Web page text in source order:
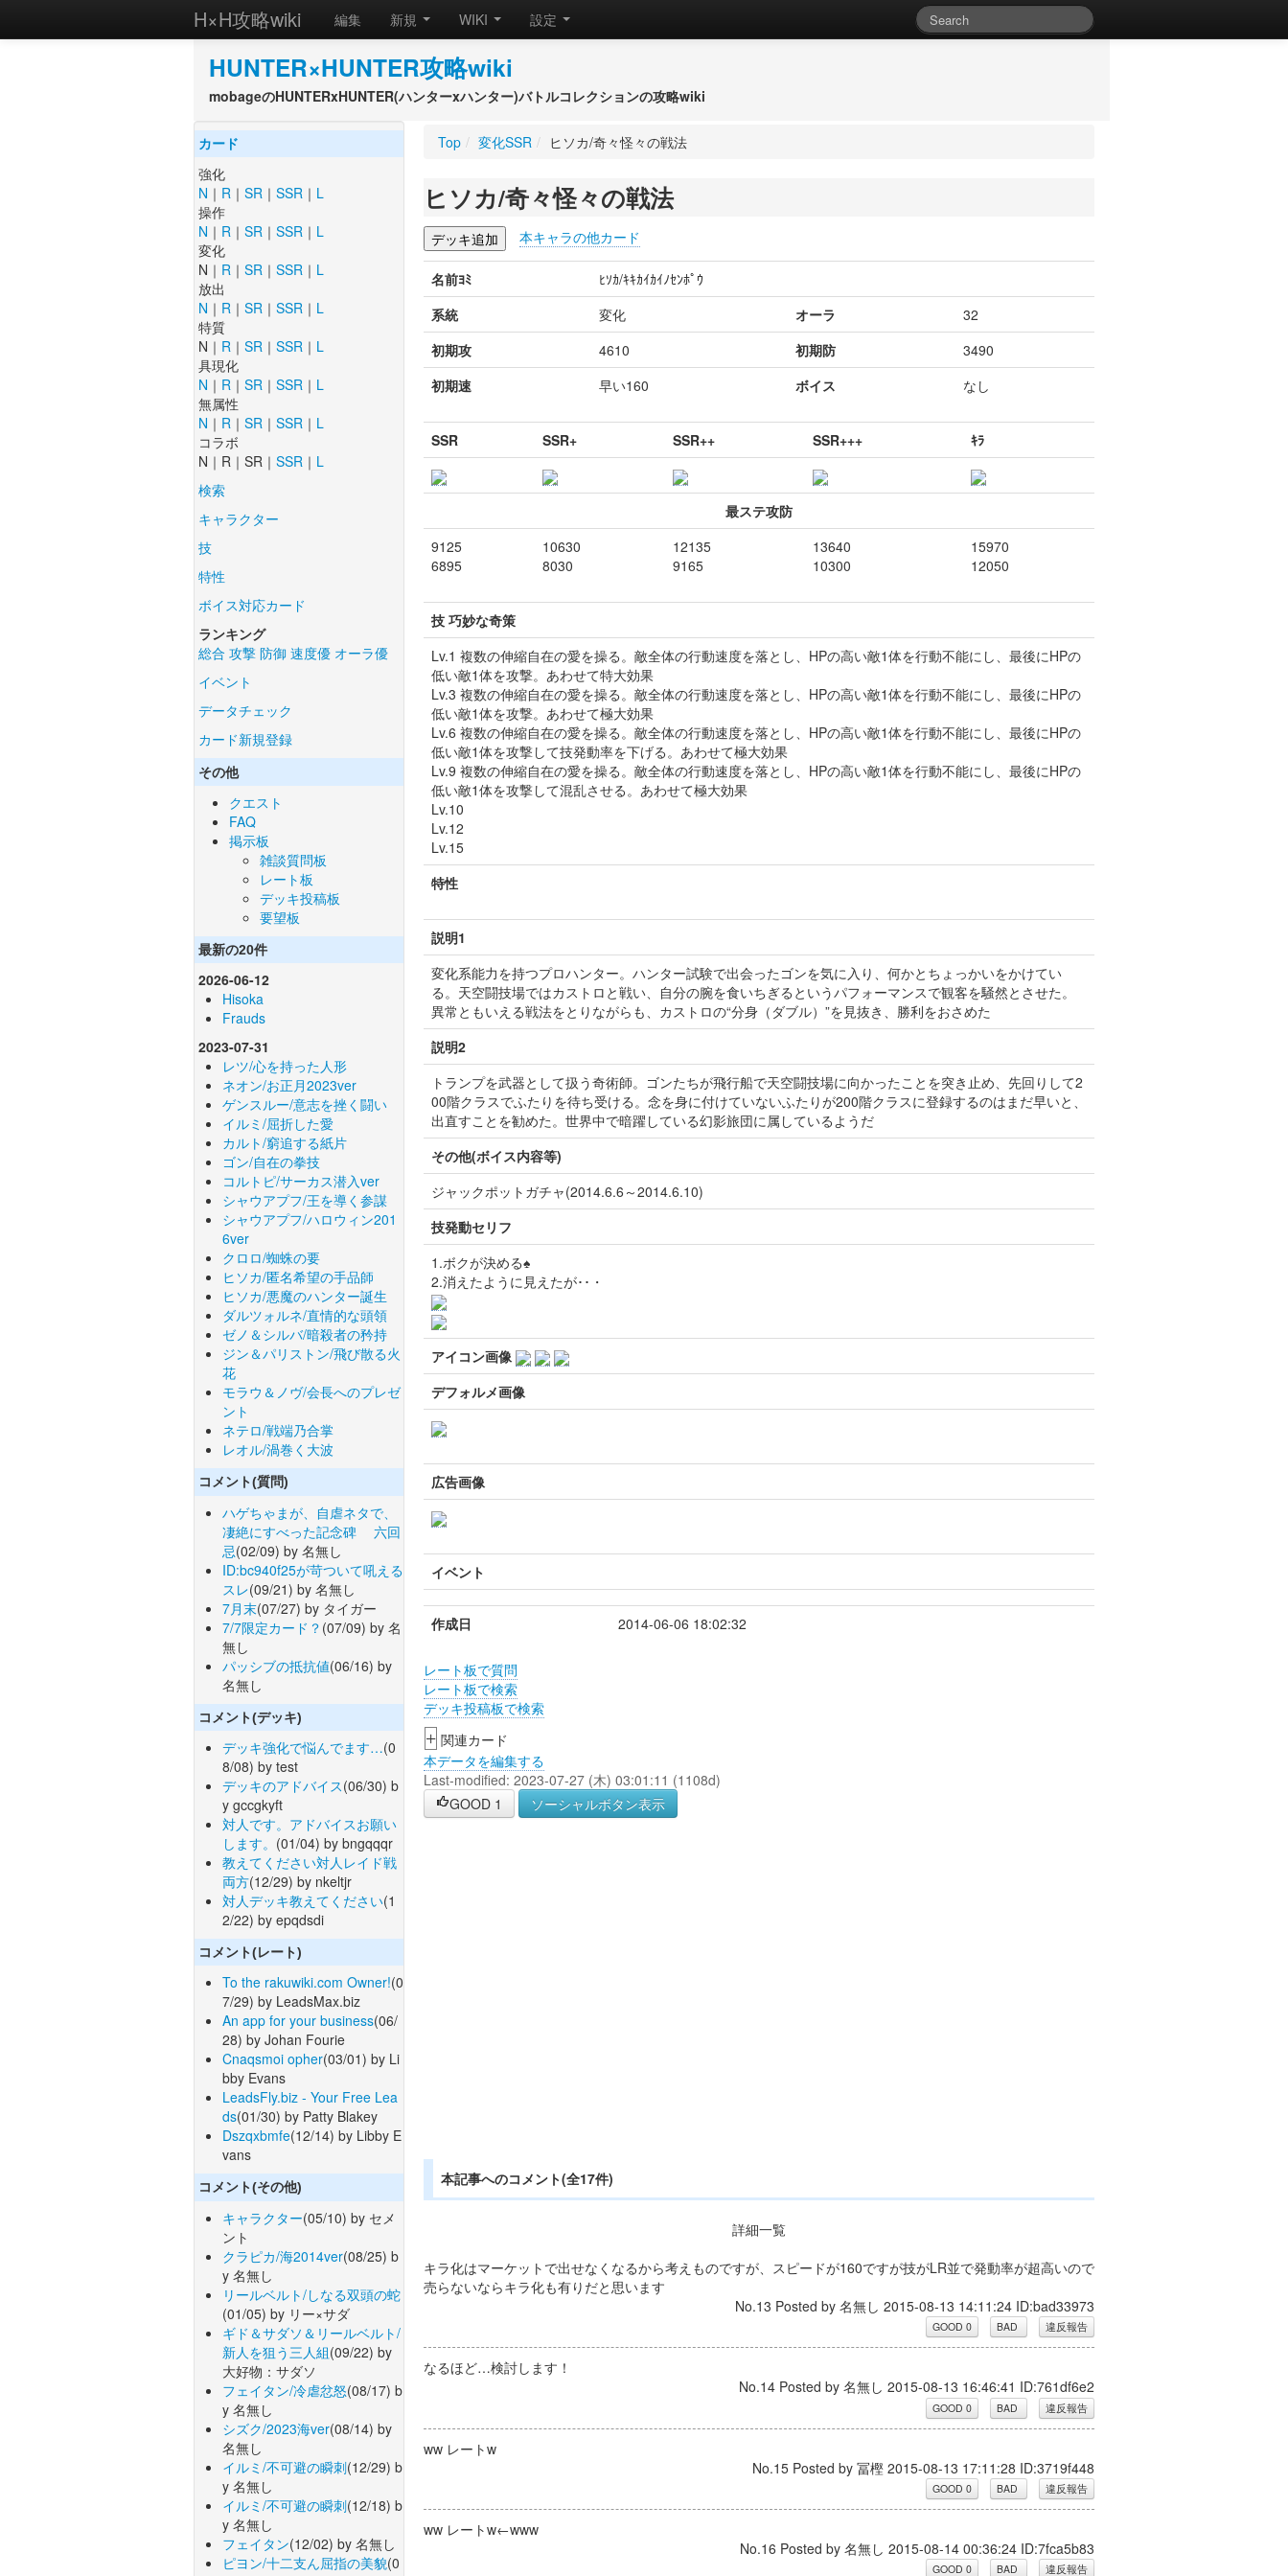
H×H攻略wiki 編集 新規 WIKI 設定
HUNTER×HUNTER攻略wiki
mobageのHUNTERxHUNTER(ハンターxハンター)バトルコレクションの攻略wiki
カード
強化
N ｜ R ｜ SR ｜ SSR ｜ L
操作
N ｜ R ｜ SR ｜ SSR ｜ L
変化
N｜ R ｜ SR ｜ SSR ｜ L
放出
N ｜ R ｜ SR ｜ SSR ｜ L
特質
N｜ R ｜ SR ｜ SSR ｜ L
具現化
N ｜ R ｜ SR ｜ SSR ｜ L
無属性
N ｜ R ｜ SR ｜ SSR ｜ L
コラボ
N｜R｜SR｜ SSR ｜ L
検索
キャラクター
技
特性
ボイス対応カード
ランキング
総合 攻撃 防御 速度優 オーラ優
イベント
データチェック
カード新規登録
その他
クエスト
FAQ
掲示板
雑談質問板
レート板
デッキ投稿板
要望板
最新の20件
2026-06-12
Hisoka
Frauds
2023-07-31
レツ/心を持った人形
ネオン/お正月2023ver
ゲンスルー/意志を挫く闘い
イルミ/屈折した愛
カルト/窮追する紙片
ゴン/自在の拳技
コルトピ/サーカス潜入ver
シャウアプフ/王を導く参謀
シャウアプフ/ハロウィン201
6ver
クロロ/蜘蛛の要
ヒソカ/匿名希望の手品師
ヒソカ/悪魔のハンター誕生
ダルツォルネ/直情的な頭領
ゼノ＆シルバ/暗殺者の矜持
ジン＆パリストン/飛び散る火
花
モラウ＆ノヴ/会長へのプレゼ
ント
ネテロ/戦端乃合掌
レオル/渦巻く大波
コメント(質問)
ハゲちゃまが、自虐ネタで、
凄絶にすべった記念碑 六回
忌(02/09) by 名無し
ID:bc940f25が苛ついて吼える
スレ(09/21) by 名無し
7月末(07/27) by タイガー
7/7限定カード？ (07/09) by 名
無し
パッシブの抵抗値(06/16) by
名無し
コメント(デッキ)
デッキ強化で悩んでます…(0
8/08) by test
デッキのアドバイス(06/30) b
y gccgkyft
対人です。アドバイスお願い
します。 (01/04) by bngqqqr
教えてください対人レイド戦
両方(12/29) by nkeltjr
対人デッキ教えてください(1
2/22) by epqdsdi
コメント(レート)
To the rakuwiki.com Owner!(0
7/29) by LeadsMax.biz
An app for your business(06/
28) by Johan Fourie
Cnaqsmoi opher(03/01) by Li
bby Evans
LeadsFly.biz - Your Free Lea
ds(01/30) by Patty Blakey
Dszqxbmfe(12/14) by Libby E
vans
コメント(その他)
キャラクター(05/10) by セメ
ント
クラピカ/海2014ver(08/25) b
y 名無し
リールベルト/しなる双頭の蛇
(01/05) by リー×サダ
ギド＆サダソ＆リールベルト/
新人を狙う三人組(09/22) by
大好物：サダソ
フェイタン/冷虐忿怒(08/17) b
y 名無し
シズク/2023海ver(08/14) by
名無し
イルミ/不可避の瞬刺(12/29) b
y 名無し
イルミ/不可避の瞬刺(12/18) b
y 名無し
フェイタン(12/02) by 名無し
ピヨン/十二支ん屈指の美貌(0
Top / 変化SSR / ヒソカ/奇々怪々の戦法
ヒソカ/奇々怪々の戦法
本キャラの他カード
名前ﾖﾐ
ﾋｿｶ/ｷｷｶｲｶｲﾉｾﾝﾎﾟｳ
系統
変化 オーラ
32
初期攻
4610 初期防
3490
初期速
早い160 ボイス なし
SSR SSR+ SSR++ SSR+++ ｷﾗ
最ステ攻防
9125
6895
10630
8030
12135
9165
13640
10300
15970
12050
技 巧妙な奇策
Lv.1 複数の伸縮自在の愛を操る。敵全体の行動速度を落とし、HPの高い敵1体を行動不能にし、最後にHPの
低い敵1体を攻撃。あわせて特大効果
Lv.3 複数の伸縮自在の愛を操る。敵全体の行動速度を落とし、HPの高い敵1体を行動不能にし、最後にHPの
低い敵1体を攻撃。あわせて極大効果
Lv.6 複数の伸縮自在の愛を操る。敵全体の行動速度を落とし、HPの高い敵1体を行動不能にし、最後にHPの
低い敵1体を攻撃して技発動率を下げる。あわせて極大効果
Lv.9 複数の伸縮自在の愛を操る。敵全体の行動速度を落とし、HPの高い敵1体を行動不能にし、最後にHPの
低い敵1体を攻撃して混乱させる。あわせて極大効果
Lv.10
Lv.12
Lv.15
特性
説明1
変化系能力を持つプロハンター。ハンター試験で出会ったゴンを気に入り、何かとちょっかいをかけてい
る。天空闘技場ではカストロと戦い、自分の腕を食いちぎるというパフォーマンスで観客を騒然とさせた。
異常ともいえる戦法をとりながらも、カストロの“分身（ダブル）”を見抜き、勝利をおさめた
説明2
トランプを武器として扱う奇術師。ゴンたちが飛行船で天空闘技場に向かったことを突き止め、先回りして2
00階クラスでふたりを待ち受ける。念を身に付けていないふたりが200階クラスに登録するのはまだ早いと、
出直すことを勧めた。世界中で暗躍している幻影旅団に属しているようだ
その他(ボイス内容等)
ジャックポットガチャ(2014.6.6～2014.6.10)
技発動セリフ
1.ボクが決める♠
2.消えたように見えたが･･・
アイコン画像
デフォルメ画像
広告画像
イベント
作成日 2014-06-06 18:02:32
レート板で質問
レート板で検索
デッキ投稿板で検索
+ 関連カード
本データを編集する
Last-modified: 2023-07-27 (木) 03:01:11 (1108d)
GOOD 1 ソーシャルボタン表示
本記事へのコメント(全17件)
詳細一覧
キラ化はマーケットで出せなくなるから考えものですが、スピードが160ですが技がLR並で発動率が超高いので
売らないならキラ化も有りだと思います
No.13 Posted by 名無し 2015-08-13 14:11:24 ID:bad33973
なるほど…検討します！
No.14 Posted by 名無し 2015-08-13 16:46:41 ID:761df6e2
ww レートw
No.15 Posted by 冨樫 2015-08-13 17:11:28 ID:3719f448
ww レートw←www
No.16 Posted by 名無し 2015-08-14 00:36:24 ID:7fca5b83